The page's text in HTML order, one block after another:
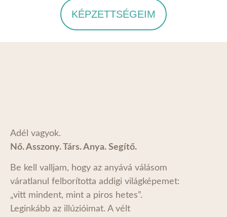
KÉPZETTSÉGEIM
Adél vagyok.
Nő. Asszony. Társ. Anya. Segítő.
Be kell valljam, hogy az anyává válásom
váratlanul felborította addigi világképemet:
„vitt mindent, mint a piros hetes”.
Leginkább az illúzióimat. A vélt